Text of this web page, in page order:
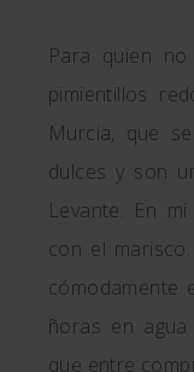
Para quien no
pimientillos
Murcia, que
dulces y son
Levante. En
con el
cómodamente
ñoras en
que entre